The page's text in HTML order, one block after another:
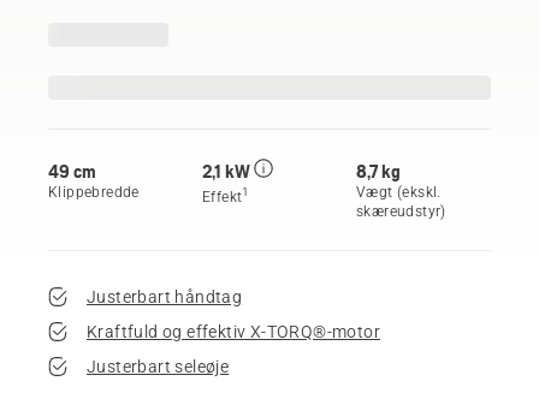
49 cm
Klippebredde
2,1 kW
Effekt1
8,7 kg
Vægt (ekskl.
skæreudstyr)
Justerbart håndtag
Kraftfuld og effektiv X-TORQ®-motor
Justerbart seleøje